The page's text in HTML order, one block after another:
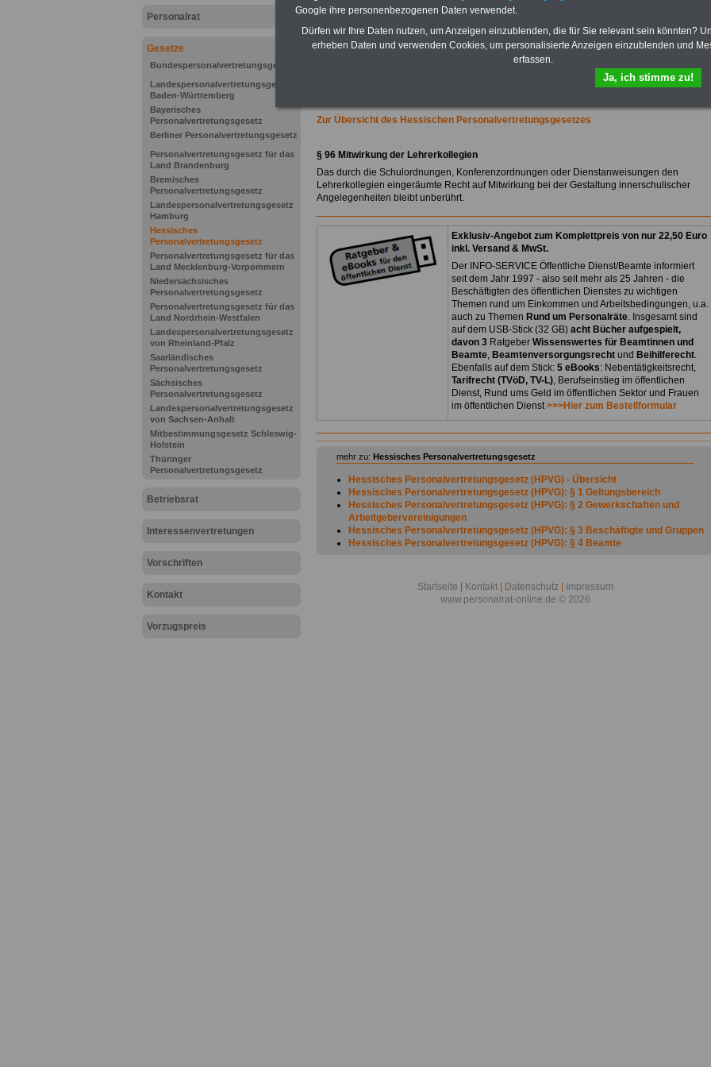
Personalrat
Gesetze
Bundespersonalvertretungsgesetz
Landespersonalvertretungsgesetz
Baden-Württemberg
Bayerisches
Personalvertretungsgesetz
Berliner Personalvertretungsgesetz
Personalvertretungsgesetz für das
Land Brandenburg
Bremisches
Personalvertretungsgesetz
Landespersonalvertretungsgesetz
Hamburg
Hessisches
Personalvertretungsgesetz
Personalvertretungsgesetz für das
Land Mecklenburg-Vorpommern
Niedersächsisches
Personalvertretungsgesetz
Personalvertretungsgesetz für das
Land Nordrhein-Westfalen
Landespersonalvertretungsgesetz
von Rheinland-Pfalz
Saarländisches
Personalvertretungsgesetz
Sächsisches
Personalvertretungsgesetz
Landespersonalvertretungsgesetz
von Sachsen-Anhalt
Mitbestimmungsgesetz Schleswig-
Holstein
Thüringer
Personalvertretungsgesetz
Betriebsrat
Interessenvertretungen
Vorschriften
Kontakt
Vorzugspreis
Bund, Länder und Kommunen.
>>>Hier zur Bestellung des
Zur Übersicht des Hessischen Personalvertretungsgesetzes
§ 96 Mitwirkung der Lehrerkollegien
Das durch die Schulordnungen, Konferenzordnungen oder Dienstanweisungen den
Lehrerkollegien eingeräumte Recht auf Mitwirkung bei der Gestaltung innerschulischer
Angelegenheiten bleibt unberührt.
Exklusiv-Angebot zum Komplettpreis von nur 22,50 Euro
inkl. Versand & MwSt.
Der INFO-SERVICE Öffentliche Dienst/Beamte informiert
seit dem Jahr 1997 - also seit mehr als 25 Jahren - die
Beschäftigten des öffentlichen Dienstes zu wichtigen
Themen rund um Einkommen und Arbeitsbedingungen, u.a.
auch zu Themen Rund um Personalräte. Insgesamt sind
auf dem USB-Stick (32 GB) acht Bücher aufgespielt,
davon 3 Ratgeber Wissenswertes für Beamtinnen und
Beamte, Beamtenversorgungsrecht und Beihilferecht.
Ebenfalls auf dem Stick: 5 eBooks: Nebentätigkeitsrecht,
Tarifrecht (TVöD, TV-L), Berufseinstieg im öffentlichen
Dienst, Rund ums Geld im öffentlichen Sektor und Frauen
im öffentlichen Dienst>>>Hier zum Bestellformular
mehr zu: Hessisches Personalvertretungsgesetz
Hessisches Personalvertretungsgesetz (HPVG) - Übersicht
Hessisches Personalvertretungsgesetz (HPVG): § 1 Geltungsbereich
Hessisches Personalvertretungsgesetz (HPVG): § 2 Gewerkschaften und
Arbeitgebervereinigungen
Hessisches Personalvertretungsgesetz (HPVG): § 3 Beschäftigte und Gruppen
Hessisches Personalvertretungsgesetz (HPVG): § 4 Beamte
Hessisches Personalvertretungsgesetz (HPVG): § 7 Dienststellen
Hessisches Personalvertretungsgesetz (HPVG): § 8 Dienststellenleiter
Hessisches Personalvertretungsgesetz (HPVG): § 9 Wahlberechtigung
Startseite Kontakt Datenschutz
Impressum
www.personalrat-online.de © 2026
Google ihre personenbezogenen Daten verwendet.
Dürfen wir Ihre Daten nutzen, um Anzeigen einzublenden, die für Sie relevant sein könnten?
erheben Daten und verwenden Cookies, um personalisierte Anzeigen einzublenden und
erfassen.
Ja, ich stimme zu!